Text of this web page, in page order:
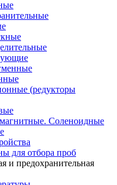
(редукторы
Соленоидные
для отбора проб
и предохранительная